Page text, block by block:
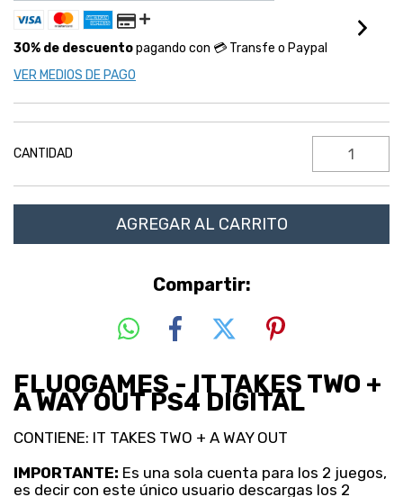
30% de descuentopagando con 💳 Transfe o Paypal
VER MEDIOS DE PAGO
CANTIDAD
Compartir:
FLUOGAMES - IT TAKES TWO +
A WAY OUT PS4 DIGITAL
CONTIENE: IT TAKES TWO + A WAY OUT
IMPORTANTE: Es una sola cuenta para los 2 juegos,
es decir con este único usuario descargas los 2